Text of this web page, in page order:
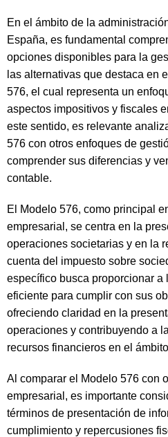
En el ámbito de la
España, es fundamental
opciones disponibles para la
las alternativas que destaca en
576, el cual representa un
aspectos impositivos y fiscales
este sentido, es relevante
576 con otros enfoques de
comprender sus diferencias y
contable.
El Modelo 576, como principal
empresarial, se centra en la
operaciones societarias y en la
cuenta del impuesto sobre
específico busca proporcionar a
eficiente para cumplir con sus
ofreciendo claridad en la
operaciones y contribuyendo a
recursos financieros en el
Al comparar el Modelo 576 con
empresarial, es importante
términos de presentación de
cumplimiento y repercusiones